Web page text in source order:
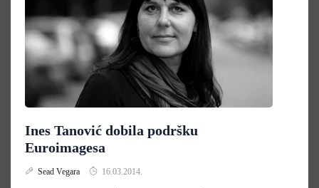
Ines Tanović dobila podršku
Euroimagesa
Sead Vegara 16.03.2014.